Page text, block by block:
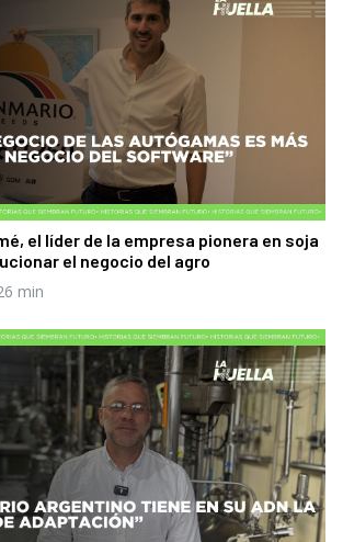
el líder de la empresa pionera en soja
el negocio del agro
min